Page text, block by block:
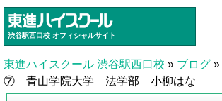
渋谷駅西口校 オフィシャルサイト
東進ハイスクール 渋谷駅西口校 » ブログ »
⑦ 青山学院大学 法学部 小柳はな